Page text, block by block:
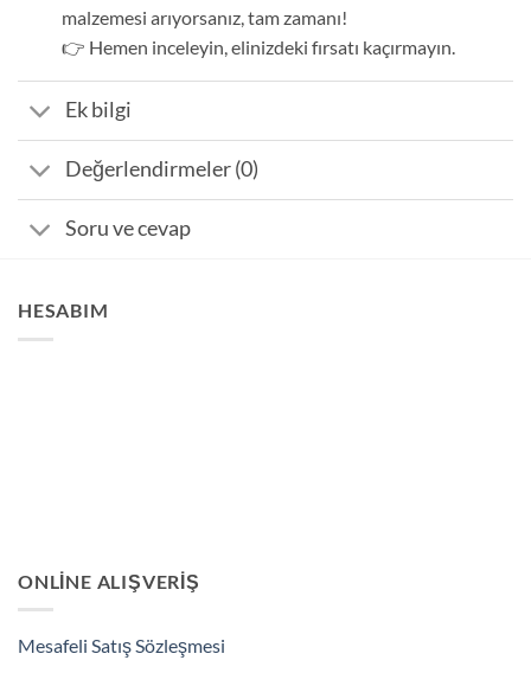
malzemesi arıyorsanız, tam zamanı!
👉 Hemen inceleyin, elinizdeki fırsatı kaçırmayın.
Ek bilgi
Değerlendirmeler (0)
Soru ve cevap
HESABIM
ONLINE ALIŞVERIŞ
Mesafeli Satış Sözleşmesi